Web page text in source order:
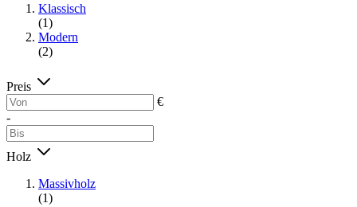
Klassisch
(1)
Modern
(2)
Preis
€
-
Holz
Massivholz
(1)